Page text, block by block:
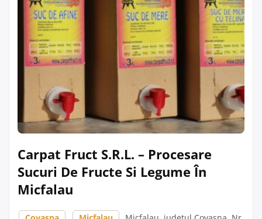
Carpat Fruct S.R.L. – Procesare
Sucuri De Fructe Si Legume În
Micfalau